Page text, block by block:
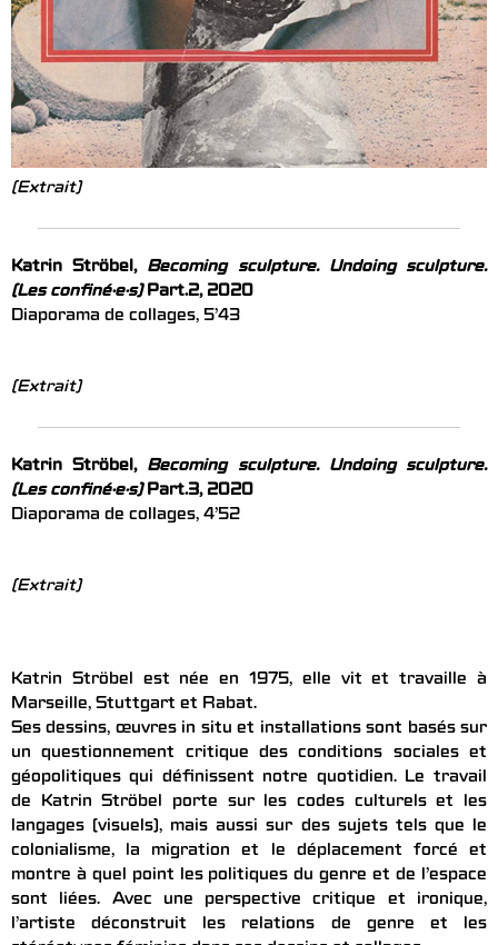
(Extrait)
Katrin Ströbel, Becoming sculpture. Undoing sculpture.
(Les confiné·e·s)Part.2, 2020
Diaporama de collages, 5’43
(Extrait)
Katrin Ströbel, Becoming sculpture. Undoing sculpture.
(Les confiné·e·s)Part.3, 2020
Diaporama de collages, 4’52
(Extrait)
Katrin Ströbel est née en 1975, elle vit et travaille à
Marseille, Stuttgart et Rabat.
Ses dessins, œuvres in situ et installations sont basés sur
un questionnement critique des conditions sociales et
géopolitiques qui définissent notre quotidien. Le travail
de Katrin Ströbel porte sur les codes culturels et les
langages (visuels), mais aussi sur des sujets tels que le
colonialisme, la migration et le déplacement forcé et
montre à quel point les politiques du genre et de l’espace
sont liées. Avec une perspective critique et ironique,
l’artiste déconstruit les relations de genre et les